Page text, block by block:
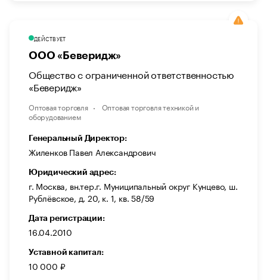
ДЕЙСТВУЕТ
ООО «Беверидж»
Общество с ограниченной ответственностью
«Беверидж»
Оптовая торговля
Оптовая торговля техникой и
оборудованием
Генеральный Директор:
Жиленков Павел Александрович
Юридический адрес:
г. Москва, вн.тер.г. Муниципальный округ Кунцево, ш.
Рублёвское, д. 20, к. 1, кв. 58/59
Дата регистрации:
16.04.2010
Уставной капитал:
10 000 ₽